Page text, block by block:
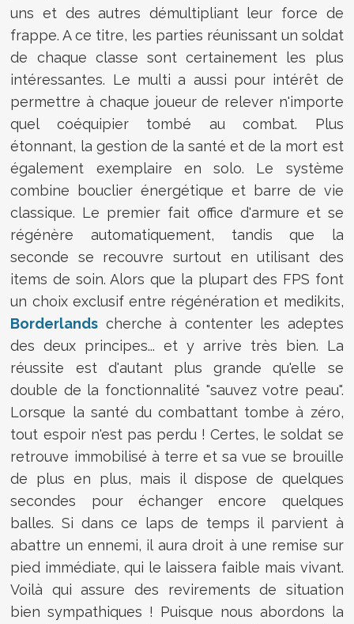
uns et des autres démultipliant leur force de
frappe. A ce titre, les parties réunissant un soldat
de chaque classe sont certainement les plus
intéressantes. Le multi a aussi pour intérêt de
permettre à chaque joueur de relever n'importe
quel coéquipier tombé au combat. Plus
étonnant, la gestion de la santé et de la mort est
également exemplaire en solo. Le système
combine bouclier énergétique et barre de vie
classique. Le premier fait office d'armure et se
régénère automatiquement, tandis que la
seconde se recouvre surtout en utilisant des
items de soin. Alors que la plupart des FPS font
un choix exclusif entre régénération et medikits,
Borderlands cherche à contenter les adeptes
des deux principes... et y arrive très bien. La
réussite est d'autant plus grande qu'elle se
double de la fonctionnalité "sauvez votre peau".
Lorsque la santé du combattant tombe à zéro,
tout espoir n'est pas perdu ! Certes, le soldat se
retrouve immobilisé à terre et sa vue se brouille
de plus en plus, mais il dispose de quelques
secondes pour échanger encore quelques
balles. Si dans ce laps de temps il parvient à
abattre un ennemi, il aura droit à une remise sur
pied immédiate, qui le laissera faible mais vivant.
Voilà qui assure des revirements de situation
bien sympathiques ! Puisque nous abordons la